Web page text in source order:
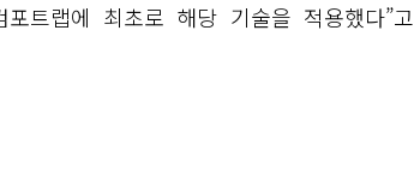
트랩에 최초로 해당 기술을 적용했다”고